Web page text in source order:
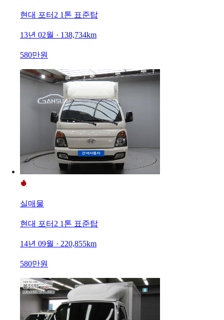
현대 포터2 1톤 표준탑
13년 02월 · 138,734km
580만원
실매물
현대 포터2 1톤 표준탑
14년 09월 · 220,855km
580만원